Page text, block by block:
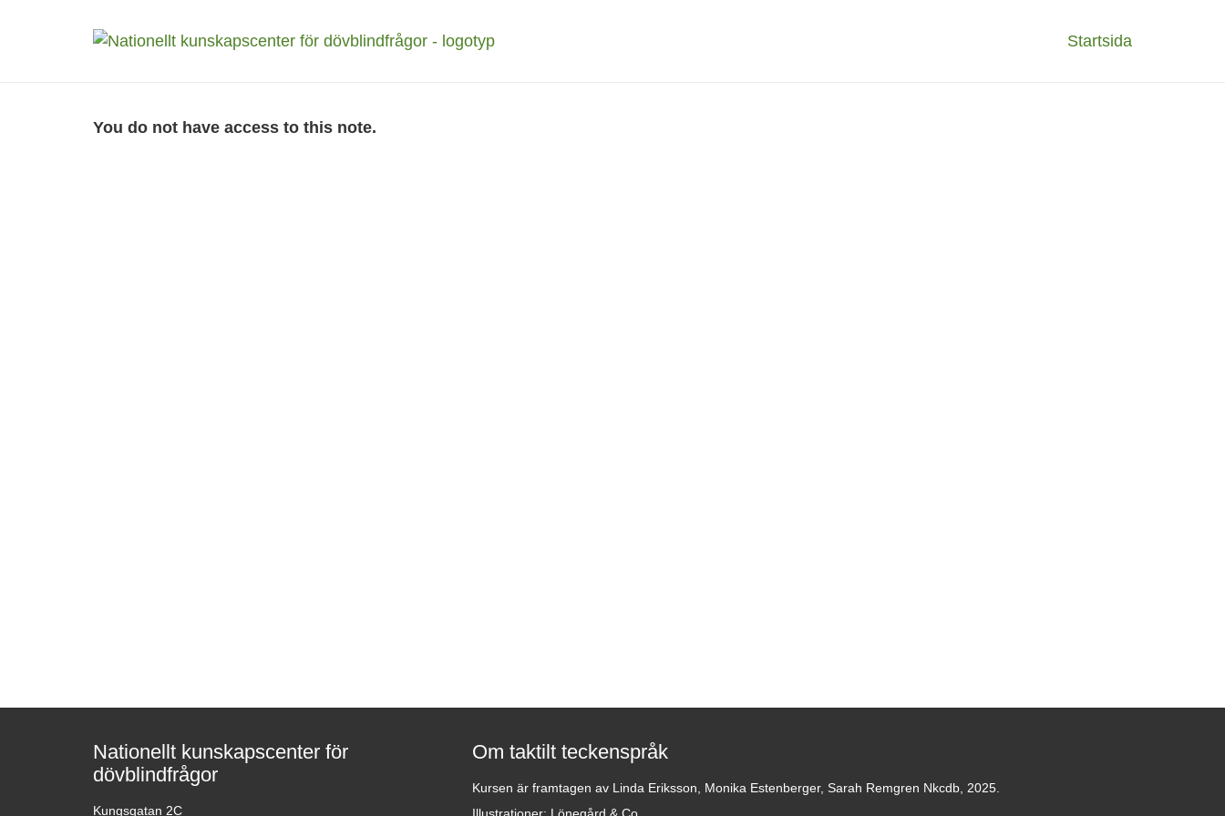
Startsida
You do not have access to this note.
Nationellt kunskapscenter för
dövblindfrågor
Kungsgatan 2C
Om taktilt teckenspråk
Kursen är framtagen av Linda Eriksson, Monika Estenberger, Sarah Remgren Nkcdb, 2025.